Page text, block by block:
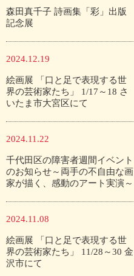
森田真千子 詩画集「彩」出版
記念展
2024.12.19
絵画展 「口と足で表現する世
界の芸術家たち」 1/17～18 さ
いたま市大宮区にて
2024.11.22
千代田区の障害者週間イベント
のお知らせ～両手の不自由な画
家が描く、感動のアート実演～
2024.11.08
絵画展 「口と足で表現する世
界の芸術家たち」 11/28～30 金
沢市にて